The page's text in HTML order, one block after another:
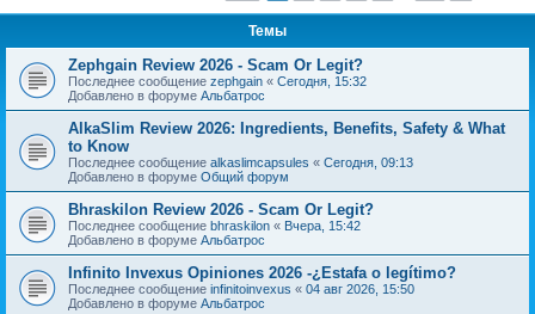
Темы
Zephgain Review 2026 - Scam Or Legit?
Последнее сообщение zephgain « Сегодня, 15:32
Добавлено в форуме Альбатрос
AlkaSlim Review 2026: Ingredients, Benefits, Safety & What
to Know
Последнее сообщение alkaslimcapsules « Сегодня, 09:13
Добавлено в форуме Общий форум
Bhraskilon Review 2026 - Scam Or Legit?
Последнее сообщение bhraskilon « Вчера, 15:42
Добавлено в форуме Альбатрос
Infinito Invexus Opiniones 2026 -¿Estafa o legítimo?
Последнее сообщение infinitoinvexus « 04 авг 2026, 15:50
Добавлено в форуме Альбатрос